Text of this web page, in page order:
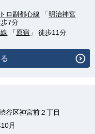
ロ副都心線 「明治神宮
歩7分
「 原宿 」 徒歩11分
谷区神宮前２丁目
月